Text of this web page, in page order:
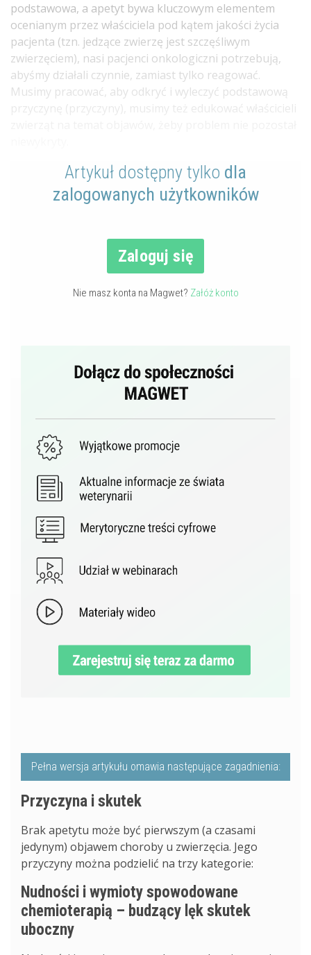
podstawowa, a apetyt bywa kluczowym elementem
ocenianym przez właściciela pod kątem jakości życia
pacjenta (tzn. jedzące zwierzę jest szczęśliwym
zwierzęciem), nasi pacjenci onkologiczni potrzebują,
abyśmy działali czynnie, zamiast tylko reagować.
Musimy pracować, aby odkryć i wyleczyć podstawową
przyczynę (przyczyny), musimy też edukować właścicieli
Artykuł dostępny tylko dla
zalogowanych użytkowników
Zaloguj się
Nie masz konta na Magwet? Załóż konto
Pełna wersja artykułu omawia następujące zagadnienia:
Przyczyna i skutek
Brak apetytu może być pierwszym (a czasami
jedynym) objawem choroby u zwierzęcia. Jego
przyczyny można podzielić na trzy kategorie:
Nudności i wymioty spowodowane
chemioterapią – budzący lęk skutek
uboczny